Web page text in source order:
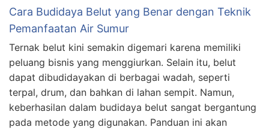
Cara Budidaya Belut yang Benar dengan Teknik
Pemanfaatan Air Sumur
Ternak belut kini semakin digemari karena memiliki
peluang bisnis yang menggiurkan. Selain itu, belut
dapat dibudidayakan di berbagai wadah, seperti
terpal, drum, dan bahkan di lahan sempit. Namun,
keberhasilan dalam budidaya belut sangat bergantung
pada metode yang digunakan. Panduan ini akan